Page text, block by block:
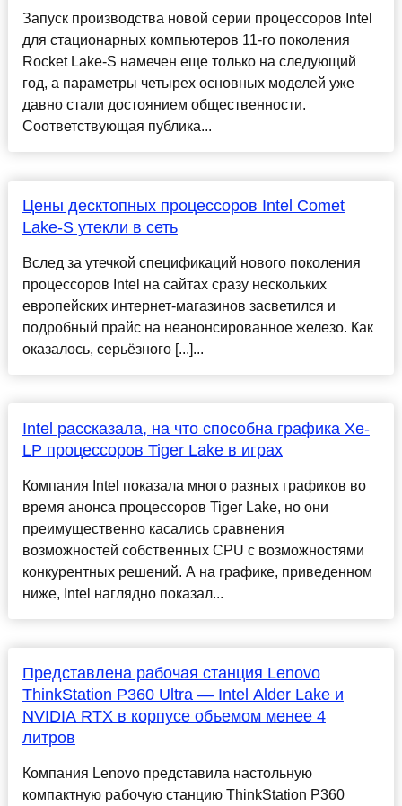
Запуск производства новой серии процессоров Intel
для стационарных компьютеров 11-го поколения
Rocket Lake-S намечен еще только на следующий
год, а параметры четырех основных моделей уже
давно стали достоянием общественности.
Соответствующая публика...
Цены десктопных процессоров Intel Comet
Lake-S утекли в сеть
Вслед за утечкой спецификаций нового поколения
процессоров Intel на сайтах сразу нескольких
европейских интернет-магазинов засветился и
подробный прайс на неанонсированное железо. Как
оказалось, серьёзного [...]...
Intel рассказала, на что способна графика Xe-
LP процессоров Tiger Lake в играх
Компания Intel показала много разных графиков во
время анонса процессоров Tiger Lake, но они
преимущественно касались сравнения
возможностей собственных CPU с возможностями
конкурентных решений. А на графике, приведенном
ниже, Intel наглядно показал...
Представлена рабочая станция Lenovo
ThinkStation P360 Ultra — Intel Alder Lake и
NVIDIA RTX в корпусе объемом менее 4
литров
Компания Lenovo представила настольную
компактную рабочую станцию ThinkStation P360